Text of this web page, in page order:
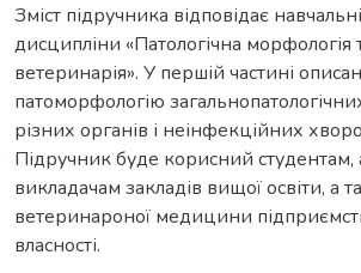
Зміст підручника відповідає
дисципліни «Патологічна морфологія
ветеринарія». У першій частині
патоморфологію
різних органів і неінфекційних
Підручник буде корисний студентам,
викладачам закладів вищої освіти, а
ветеринароної медицини
власності.